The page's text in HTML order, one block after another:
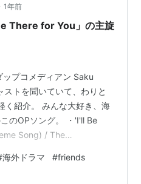
ェンジ出来るパーツも貰
1年前
There for You」の主旋
プコメディアン Saku
トを聞いていて、わりと
く紹介。 みんな大好き、海
のOPソング。 ・'I'll Be
Song) / The
らいのトークが、「フレ
題。
海外ドラマ #friends